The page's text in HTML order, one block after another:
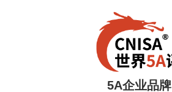
5A企业品牌